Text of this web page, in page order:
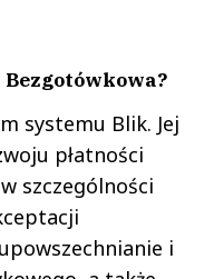
systemu Blik. Jej
płatności
szczególności
i